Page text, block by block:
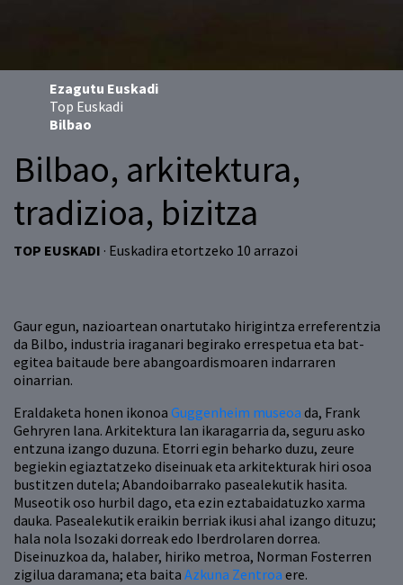
Ezagutu Euskadi
Top Euskadi
Bilbao
Bilbao, arkitektura,
tradizioa, bizitza
TOP EUSKADI · Euskadira etortzeko 10 arrazoi
Gaur egun, nazioartean onartutako hirigintza erreferentzia
da Bilbo, industria iraganari begirako errespetua eta bat-
egitea baitaude bere abangoardismoaren indarraren
oinarrian.
Eraldaketa honen ikonoa Guggenheim museoa da, Frank
Gehryren lana. Arkitektura lan ikaragarria da, seguru asko
entzuna izango duzuna. Etorri egin beharko duzu, zeure
begiekin egiaztatzeko diseinuak eta arkitekturak hiri osoa
bustitzen dutela; Abandoibarrako pasealekutik hasita.
Museotik oso hurbil dago, eta ezin eztabaidatuzko xarma
dauka. Pasealekutik eraikin berriak ikusi ahal izango dituzu;
hala nola Isozaki dorreak edo Iberdrolaren dorrea.
Diseinuzkoa da, halaber, hiriko metroa, Norman Fosterren
zigilua daramana; eta baita Azkuna Zentroa ere.